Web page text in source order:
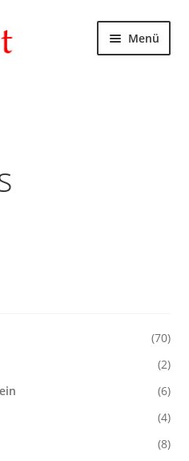
Menü
(70)
(2)
(6)
(4)
(8)